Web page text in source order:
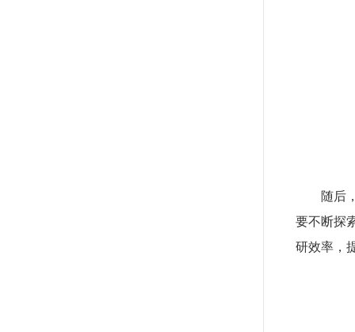
随后
要不断探
研效率，